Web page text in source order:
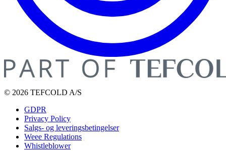
© 2026 TEFCOLD A/S
GDPR
Privacy Policy
Salgs- og leveringsbetingelser
Weee Regulations
Whistleblower